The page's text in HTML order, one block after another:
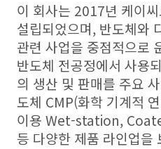
이 회사는 2017년 케이
설립되었으며, 반도체와
관련 사업을 중점적으로
반도체 전공정에서 사용
의 생산 및 판매를 주요
도체 CMP(화학 기계적
이용 Wet-station,
등 다양한 제품 라인업을